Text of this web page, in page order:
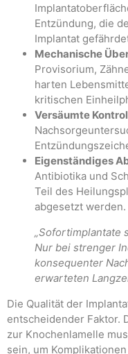
Entzündung, die
Implantat
Mechanische
Provisorium,
harten
kritischen
Versäumte
Eigenständiges
Antibiotika und
Teil des
abgesetzt werden.
„Sofortimplantate
Nur bei strenger
konsequenter
erwarteten
Die Qualität der
entscheidender Faktor.
zur Knochenlamelle
sein, um